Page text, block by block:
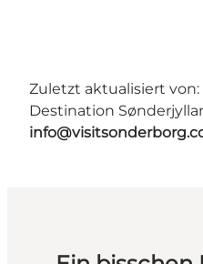
Zuletzt aktualisiert von:
Destination